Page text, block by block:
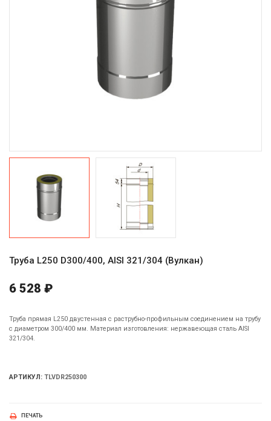
Труба L250 D300/400, AISI 321/304 (Вулкан)
6 528 ₽
Труба прямая L250 двустенная с раструбно-профильным соединением на трубу
с диаметром 300/400 мм. Материал изготовления: нержавеющая сталь AISI
321/304.
АРТИКУЛ: TLVDR250300
ПЕЧАТЬ